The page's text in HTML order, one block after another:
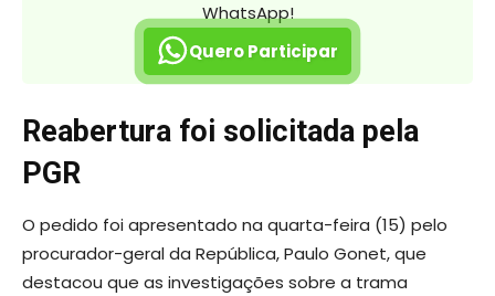
WhatsApp!
Quero Participar
Reabertura foi solicitada pela
PGR
O pedido foi apresentado na quarta-feira (15) pelo
procurador-geral da República, Paulo Gonet, que
destacou que as investigações sobre a trama